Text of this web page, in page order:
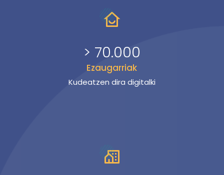
> 70.000
Ezaugarriak
Kudeatzen dira digitalki